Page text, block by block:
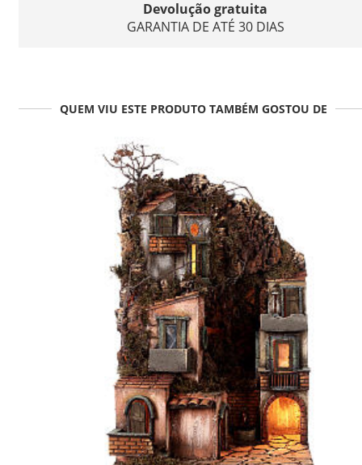
Devolução gratuita
GARANTIA DE ATÉ 30 DIAS
QUEM VIU ESTE PRODUTO TAMBÉM GOSTOU DE